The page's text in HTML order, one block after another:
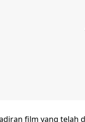
film yang telah